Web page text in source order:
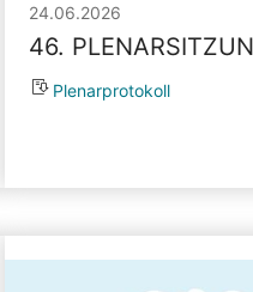
24.06.2026
46.
Plenarprotokoll